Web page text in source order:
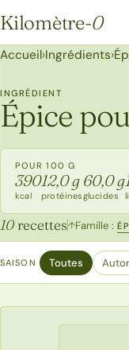
Kilomètre-0
Kilomètre-0
Accueil›Ingrédients›
INGRÉDIENT
Épice
POUR 100 G
390
kcal
12,0 g
protéines
60,0 g
glucides
10 recettes↑Famille :
SAISON Toutes